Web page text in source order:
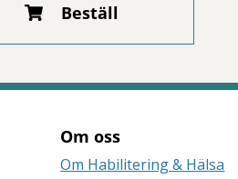
Beställ
Om oss
Om Habilitering & Hälsa